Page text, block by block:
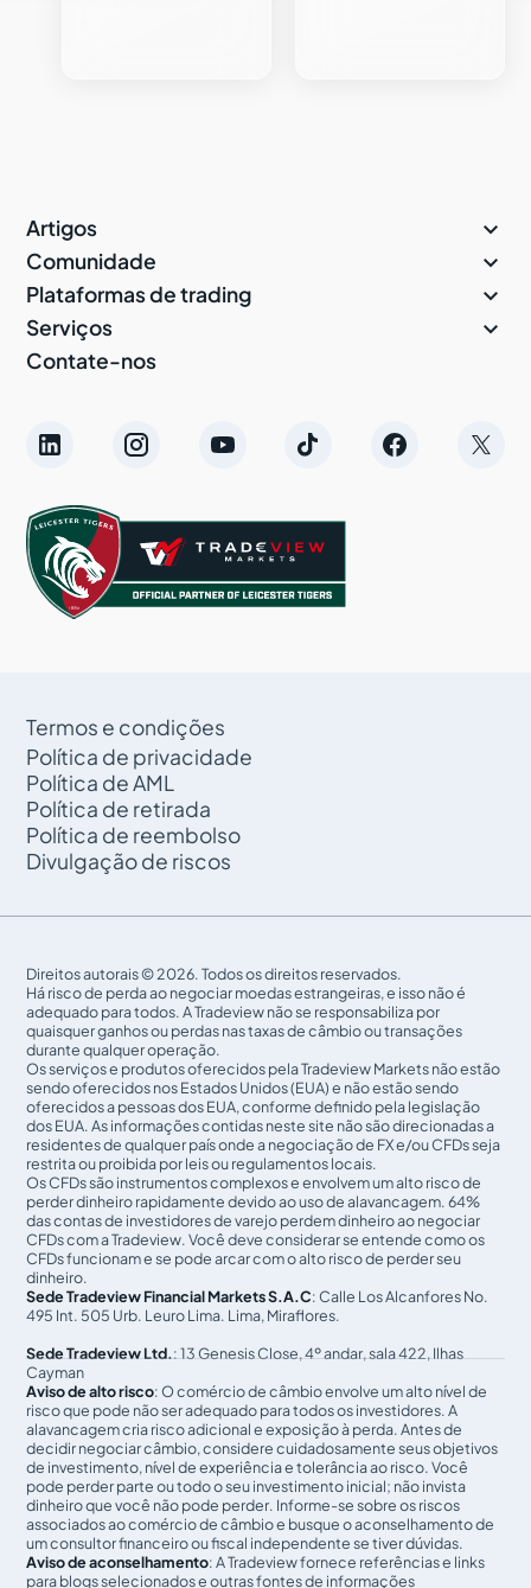
Artigos 
Comunidade 
Plataformas de trading 
Serviços 
Contate-nos
Termos e condições
Política de privacidade
Política de AML
Política de retirada
Política de reembolso
Divulgação de riscos
Direitos autorais © 2026. Todos os direitos reservados.
Há risco de perda ao negociar moedas estrangeiras, e isso não é
adequado para todos. A Tradeview não se responsabiliza por
quaisquer ganhos ou perdas nas taxas de câmbio ou transações
durante qualquer operação.
Os serviços e produtos oferecidos pela Tradeview Markets não estão
sendo oferecidos nos Estados Unidos (EUA) e não estão sendo
oferecidos a pessoas dos EUA, conforme definido pela legislação
dos EUA. As informações contidas neste site não são direcionadas a
residentes de qualquer país onde a negociação de FX e/ou CFDs seja
restrita ou proibida por leis ou regulamentos locais.
Os CFDs são instrumentos complexos e envolvem um alto risco de
perder dinheiro rapidamente devido ao uso de alavancagem. 64%
das contas de investidores de varejo perdem dinheiro ao negociar
CFDs com a Tradeview. Você deve considerar se entende como os
CFDs funcionam e se pode arcar com o alto risco de perder seu
dinheiro.
Sede Tradeview Financial Markets S.A.C: Calle Los Alcanfores No.
495 Int. 505 Urb. Leuro Lima. Lima, Miraflores.
Sede Tradeview Ltd.: 13 Genesis Close, 4º andar, sala 422, Ilhas
Cayman
Aviso de alto risco: O comércio de câmbio envolve um alto nível de
risco que pode não ser adequado para todos os investidores. A
alavancagem cria risco adicional e exposição à perda. Antes de
decidir negociar câmbio, considere cuidadosamente seus objetivos
de investimento, nível de experiência e tolerância ao risco. Você
pode perder parte ou todo o seu investimento inicial; não invista
dinheiro que você não pode perder. Informe-se sobre os riscos
associados ao comércio de câmbio e busque o aconselhamento de
um consultor financeiro ou fiscal independente se tiver dúvidas.
Aviso de aconselhamento: A Tradeview fornece referências e links
para blogs selecionados e outras fontes de informações